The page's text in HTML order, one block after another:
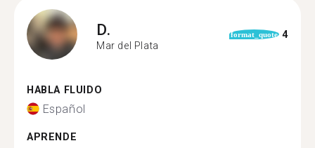
D.
Mar del Plata
format_quote 4
HABLA FLUIDO
Español
APRENDE